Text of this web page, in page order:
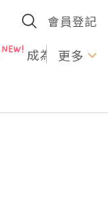
會員登記
成為U更多